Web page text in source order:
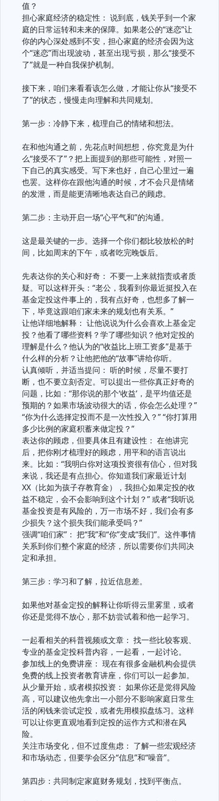
值？
担心家庭经济的稳定性： 说到底，钱关乎到一个家
庭的日常运转和未来的保障。如果老公的“迷恋”让
你的内心深处感到不安，担心家庭的经济会因为这
个“迷恋”而出现波动，甚至出现亏损，那么“接受不
了”就是一种自我保护机制。
接下来，咱们来看看该怎么做，才能让你从“接受不
了”的状态，慢慢走向理解和共同规划。
第一步：冷静下来，梳理自己的情绪和想法。
在和他沟通之前，先花点时间想想，你究竟是为什
么“接受不了”？把上面提到的那些可能性，对照一
下自己的真实感受。写下来也好，自己心里过一遍
也罢。这样你在跟他沟通的时候，才不会只是情绪
的发泄，而是能更清晰地表达自己的顾虑。
第二步：主动开启一场“心平气和”的沟通。
这是最关键的一步。选择一个你们都比较放松的时
间，比如周末的下午，或者吃完晚饭后。
先表达你的关心和好奇： 不要一上来就指责或者质
疑。可以这样开头：“老公，我看到你最近挺投入在
基金定投这件事上的，我有点好奇，也想多了解一
下，毕竟这跟咱们家未来的规划也有关系。”
让他详细地解释： 让他说说为什么会喜欢上基金定
投？他看了哪些资料？学了哪些知识？他对定投的
理解是什么？他认为的“收益比上班工资多”是基于
什么样的分析？让他把他的“故事”讲给你听。
认真倾听，并适当提问： 听的时候，尽量不要打
断，也不要立刻否定。可以提出一些你真正好奇的
问题，比如：“那你说的那个‘收益’，是平均值还是
预期的？如果市场波动很大的话，你会怎么处理？”
“你为什么选择定投而不是一次性投入？” “你打算用
多少比例的家庭积蓄来做定投？”
表达你的顾虑，但要具体且有建设性： 在他讲完
后，把你刚才梳理好的顾虑，用平和的语言说出
来。比如：“我明白你对这项投资很有信心，但对我
来说，我还是有点担心。你知道我们家最近计划
XX（比如为孩子存教育金），我担心如果定投的收
益不稳定，会不会影响到这个计划？” 或者“我听说
基金投资是有风险的，万一市场不好，我们会有多
少损失？这个损失我们能承受吗？”
强调“咱们家”： 把“我”和“你”变成“我们”。这件事情
关系到你们整个家庭的经济，所以需要你们共同决
定和承担。
第三步：学习和了解，拉近信息差。
如果他对基金定投的解释让你听得云里雾里，或者
你还是觉得不放心，那不妨尝试着和他一起学习。
一起看相关的科普视频或文章： 找一些比较客观、
专业的基金定投科普内容，一起看，一起讨论。
参加线上的免费讲座： 现在有很多金融机构会提供
免费的线上投资者教育讲座，你们可以一起参加。
从少量开始，或者模拟投资： 如果你还是觉得风险
高，可以建议他先拿出一小部分不影响家庭日常生
活的闲钱来尝试定投，或者先用模拟盘练习。这样
可以让你更直观地看到定投的运作方式和潜在风
险。
关注市场变化，但不过度焦虑： 了解一些宏观经济
和市场动态，但要学会区分“信息”和“噪音”。
第四步：共同制定家庭财务规划，找到平衡点。